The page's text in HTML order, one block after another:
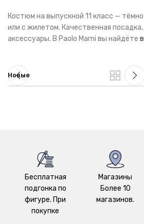
Костюм на выпускной 11 класс —
или с жилетом. Качественная
аксессуары. В Paolo Marni вы найдёте
Новые
Бесплатная
подгонка по
фигуре. При
покупке
Магазины
Более 10
магазинов.